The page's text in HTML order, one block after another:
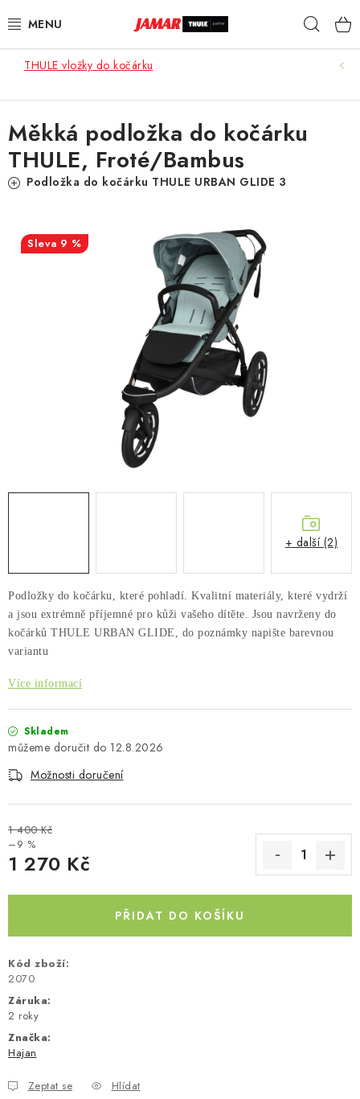
na
STŘEŠNÍ NOSIČE
STŘEŠNÍ BOXY
KOČÁRKY
DĚTSKÉ ZBOŽÍ
AUTOPOTAHY ŠITÉ NA MÍRU
STŘEŠNÍ KOŠE
AUTOSTANY
CESTOVNÍ ZAVAZADLA
Kontakty O nás Doprava a platba
Moje objednávka
Napište nám
THULE vložky do kočárku
Podložky do kočárku, které pohladí. Kvalitní materiály, které vydrží
a jsou extrémně příjemné pro kůži vašeho dítěte. Jsou navrženy do
kočárků THULE URBAN GLIDE, do poznámky napište barevnou
variantu
Více informací
Skladem
12.8.2026
Možnosti doručení
1 400 Kč
–9 %
1 270 Kč
PŘIDAT DO KOŠÍKU
Kód zboží:
2070
Záruka:
2 roky
Značka:
Hajan
Zeptat se Hlídat
Měkká podložka do kočárku
THULE, Froté/Bambus
Podložka do kočárku THULE URBAN GLIDE 3
9 %
+ další (2)